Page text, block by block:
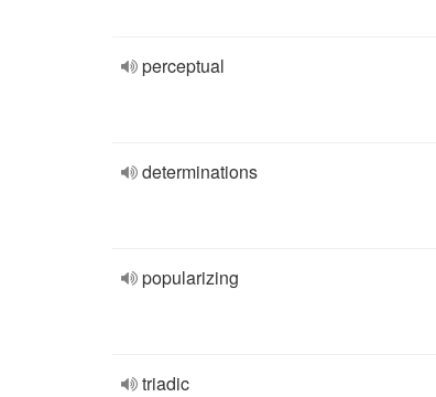
perceptual
determinations
popularizing
triadic